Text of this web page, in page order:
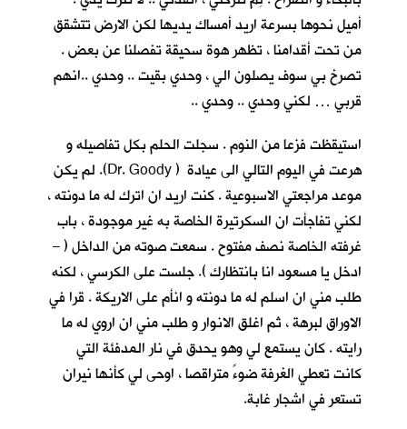
أميل نحوها بسرعة اريد أمساك يديها لكن الارض تتشقق
من تحت أقدامنا ، تظهر هوة سحيقة تفصلنا عن بعض .
تصرخ بي سوف يصلون الي ، وحدي بقيت .. وحدي ..انهم
قربي … لكني وحدي .. وحدي ..
استيقظت فزعا من النوم . سجلت الحلم بكل تفاصيله و
هرعت في اليوم التالي الى عيادة ( Dr. Goody). لم يكن
موعد مراجعتي الاسبوعية . كنت اريد ان اترك له ما دونته ،
لكني تفاجأت ان السكرتيرة الخاصة به غير موجودة ، باب
غرفته الخاصة نصف مفتوح . سمعت صوته من الداخل ( –
ادخل يا مسعود انا بانتظارك ). جلست على الكرسي ، لكنه
طلب مني ان اسلم له ما دونته و انأم على الاريكة . قرا في
الاوراق لبرهة ، ثم اغلق الانوار و طلب مني ان اروي له ما
رايته . كان يستمع لي وهو يحدق في نار المدفئة التي
كانت تعطي الغرفة ضوءً متراقصا ، اوحى لي كأنها نيران
تستعر في اشجار غابة.